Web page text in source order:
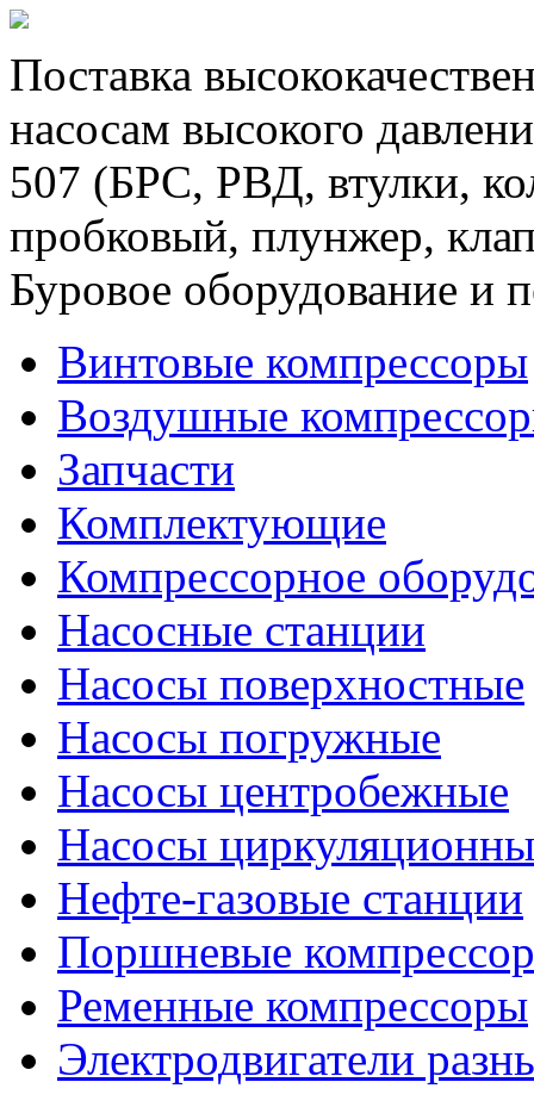
Поставка
насосам высокого
507 (БРС, РВД, втулки,
пробковый, плунжер,
Буровое оборудование и
Винтовые компрессоры
Воздушные
Запчасти
Комплектующие
Компрессорное
Насосные станции
Насосы поверхностные
Насосы погружные
Насосы центробежные
Насосы
Нефте-газовые станции
Поршневые
Ременные компрессоры
Электродвигатели